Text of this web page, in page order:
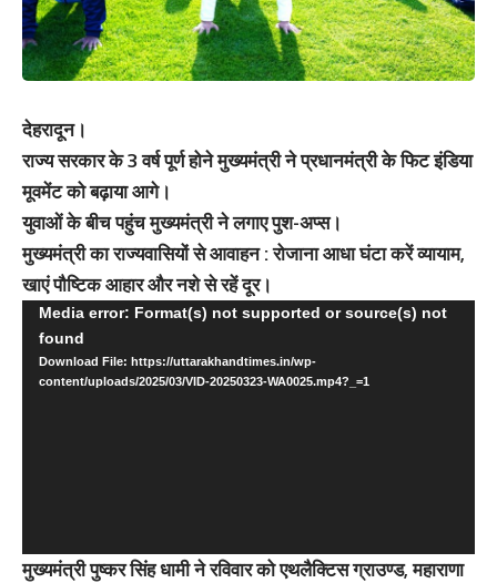
देहरादून।
राज्य सरकार के 3 वर्ष पूर्ण होने मुख्यमंत्री ने प्रधानमंत्री के फिट इंडिया
मूवमेंट को बढ़ाया आगे।
युवाओं के बीच पहुंच मुख्यमंत्री ने लगाए पुश-अप्स।
मुख्यमंत्री का राज्यवासियों से आवाहन : रोजाना आधा घंटा करें व्यायाम,
खाएं पौष्टिक आहार और नशे से रहें दूर।
Video
Player
Media error: Format(s) not supported or source(s) not
found
Download File: https://uttarakhandtimes.in/wp-
content/uploads/2025/03/VID-20250323-WA0025.mp4?_=1
मुख्यमंत्री पुष्कर सिंह धामी ने रविवार को एथलैक्टिस ग्राउण्ड, महाराणा